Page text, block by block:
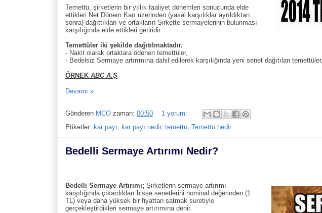
Temettü, şirketlerin bir yıllık faaliyet dönemleri sonucunda elde
ettikleri Net Dönem Karı üzerinden (yasal karşılıklar ayrıldıktan
sonra) dağıttıkları ve ortakların Şirkette sermayelerinin bulunması
karşılığında elde ettikleri getiridir.
Temettüler iki şekilde dağıtılmaktadır.
- Nakit olarak ortaklara ödenen temettüler,
- Bedelsiz Sermaye artırımına dahil edilerek karşılığında yeni senet dağıtılan temettüler,
ÖRNEK ABC A.Ş
Devamı »
Gönderen MCO zaman: 00:50
1 yorum:
Etiketler: kar payı kar payı nedir, temettü Temettü nedir
Bedelli Sermaye Artırımı Nedir?
Bedelli Sermaye Artırımı; Şirketlerin sermaye artırımı
karşılığında çıkardıkları hisse senetlerini nominal değerinden (1
TL) veya daha yüksek bir fiyattan satmak suretiyle
gerçekleştirdikleri sermaye artırımına denir.